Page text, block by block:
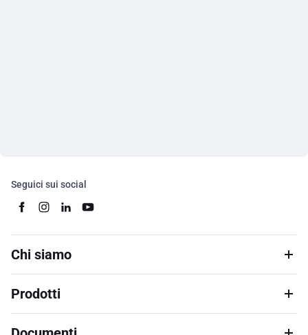
Seguici sui social
Chi siamo
Prodotti